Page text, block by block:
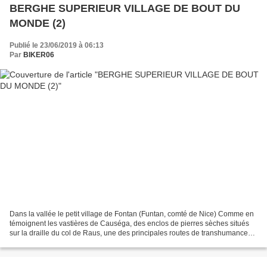
BERGHE SUPERIEUR VILLAGE DE BOUT DU
MONDE (2)
Publié le 23/06/2019 à 06:13
Par BIKER06
Dans la vallée le petit village de Fontan (Funtan, comté de Nice) Comme en
témoignent les vastières de Causéga, des enclos de pierres sèches situés
sur la draille du col de Raus, une des principales routes de transhumance